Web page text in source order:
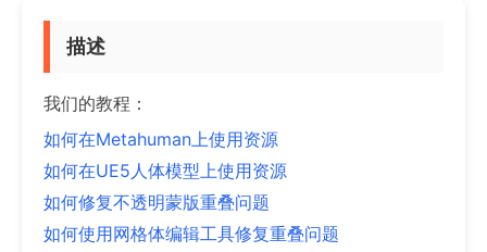
描述
我们的教程：
如何在Metahuman上使用资源
如何在UE5人体模型上使用资源
如何修复不透明蒙版重叠问题
如何使用网格体编辑工具修复重叠问题